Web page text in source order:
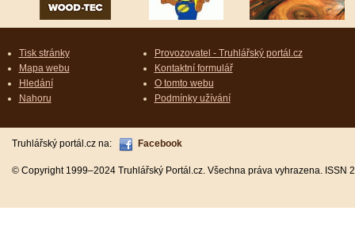
Tisk stránky
Mapa webu
Hledání
Nahoru
Provozovatel - Truhlářský portál.cz
Kontaktní formulář
O tomto webu
Podmínky užívání
Truhlářský portál.cz na: Facebook
© Copyright 1999–2024 Truhlářský Portál.cz. Všechna práva vyhrazena.